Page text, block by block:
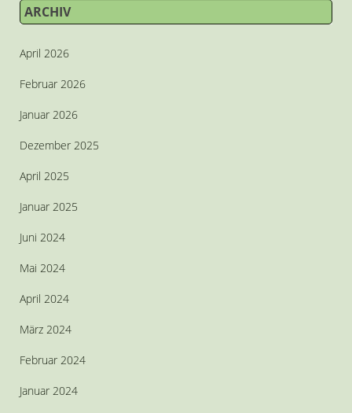
ARCHIV
April 2026
Februar 2026
Januar 2026
Dezember 2025
April 2025
Januar 2025
Juni 2024
Mai 2024
April 2024
März 2024
Februar 2024
Januar 2024